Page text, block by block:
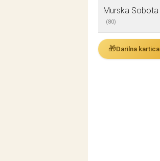
Murska Sobota
(80)
🎁Darilna kartica